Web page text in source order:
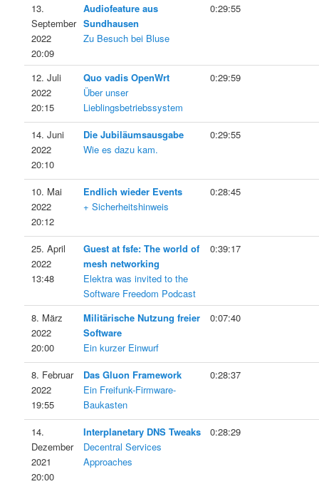
13.
September
2022
20:09
Audiofeature aus
Sundhausen
Zu Besuch bei Bluse
0:29:55
12. Juli
2022
20:15
Quo vadis OpenWrt
Über unser
Lieblingsbetriebssystem
0:29:59
14. Juni
2022
20:10
Die Jubiläumsausgabe
Wie es dazu kam.
0:29:55
10. Mai
2022
20:12
Endlich wieder Events
+ Sicherheitshinweis
0:28:45
25. April
2022
13:48
Guest at fsfe: The world of
mesh networking
Elektra was invited to the
Software Freedom Podcast
0:39:17
8. März
2022
20:00
Militärische Nutzung freier
Software
Ein kurzer Einwurf
0:07:40
8. Februar
2022
19:55
Das Gluon Framework
Ein Freifunk-Firmware-
Baukasten
0:28:37
14.
Dezember
2021
20:00
Interplanetary DNS Tweaks
Decentral Services
Approaches
0:28:29